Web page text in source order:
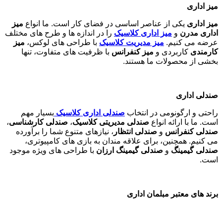
میز اداری
میز اداری یکی از عناصر اساسی در فضای کار است. ما انواع میز
اداری مدرن و میز اداری کلاسیک را در اندازه ها و طرح های مختلف
عرضه می کنیم. میز مدیریت کلاسیک با طراحی های لوکس، میز
کارمندی کاربردی و میز کنفرانس با ظرفیت های متفاوت، تنها
بخشی از محصولات ما هستند.
صندلی اداری
راحتی و ارگونومی در انتخاب صندلی اداری کلاسیک بسیار مهم
است. ما با ارائه انواع صندلی مدیریتی کلاسیک، صندلی کارشناسی،
صندلی کنفرانس و صندلی انتظار ، نیازهای متنوع شما را برآورده
می کنیم. همچنین، برای علاقه مندان به بازی های کامپیوتری،
صندلی گیمینگ و صندلی گیمینگ ارزان با طراحی های ویژه موجود
است.
برند های معتبر مبلمان اداری